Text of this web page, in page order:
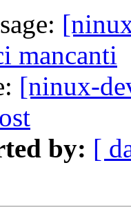
mancanti
[ninux-
by: [